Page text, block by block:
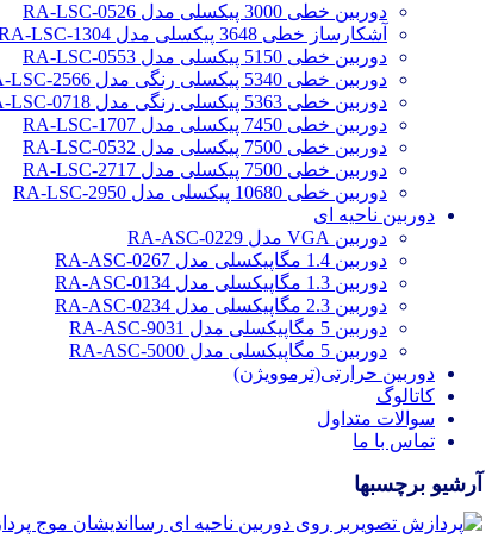
دوربین خطی 3000 پیکسلی مدل RA-LSC-0526
آشکارساز خطی 3648 پیکسلی مدل RA-LSC-1304
دوربین خطی 5150 پیکسلی مدل RA-LSC-0553
دوربین خطی 5340 پیکسلی رنگی مدل RA-LSC-2566، دوربین سورتینگ محصولات
دوربین خطی 5363 پیکسلی رنگی مدل RA-LSC-0718
دوربین خطی 7450 پیکسلی مدل RA-LSC-1707
دوربین خطی 7500 پیکسلی مدل RA-LSC-0532
دوربین خطی 7500 پیکسلی مدل RA-LSC-2717
دوربین خطی 10680 پیکسلی مدل RA-LSC-2950
دوربین ناحیه ای
دوربین VGA مدل RA-ASC-0229
دوربین 1.4 مگاپیکسلی مدل RA-ASC-0267
دوربین 1.3 مگاپیکسلی مدل RA-ASC-0134
دوربین 2.3 مگاپیکسلی مدل RA-ASC-0234
دوربین 5 مگاپیکسلی مدل RA-ASC-9031
دوربین 5 مگاپیکسلی مدل RA-ASC-5000
دوربین حرارتی(ترموویژن)
کاتالوگ
سوالات متداول
تماس با ما
آرشیو برچسبها